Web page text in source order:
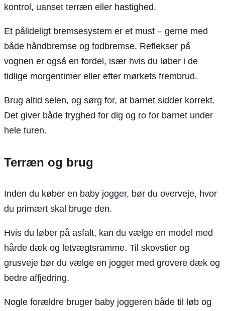
kontrol, uanset terræn eller hastighed.
Et pålideligt bremsesystem er et must – gerne med
både håndbremse og fodbremse. Reflekser på
vognen er også en fordel, især hvis du løber i de
tidlige morgentimer eller efter mørkets frembrud.
Brug altid selen, og sørg for, at barnet sidder korrekt.
Det giver både tryghed for dig og ro for barnet under
hele turen.
Terræn og brug
Inden du køber en baby jogger, bør du overveje, hvor
du primært skal bruge den.
Hvis du løber på asfalt, kan du vælge en model med
hårde dæk og letvægtsramme. Til skovstier og
grusveje bør du vælge en jogger med grovere dæk og
bedre affjedring.
Nogle forældre bruger baby joggeren både til løb og